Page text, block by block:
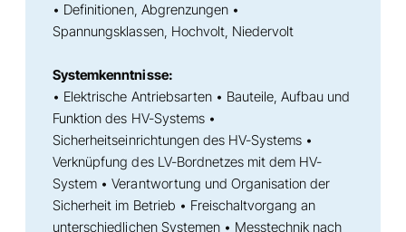
• Definitionen, Abgrenzungen •
Spannungsklassen, Hochvolt, Niedervolt
Systemkenntnisse:
• Elektrische Antriebsarten • Bauteile, Aufbau und
Funktion des HV-Systems •
Sicherheitseinrichtungen des HV-Systems •
Verknüpfung des LV-Bordnetzes mit dem HV-
System • Verantwortung und Organisation der
Sicherheit im Betrieb • Freischaltvorgang an
unterschiedlichen Systemen • Messtechnik nach